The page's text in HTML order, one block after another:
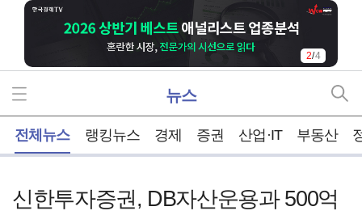
2/4
뉴스
전체뉴스 랭킹뉴스 경제 증권 산업·IT 부동산
신한투자증권, DB자산운용과 500억